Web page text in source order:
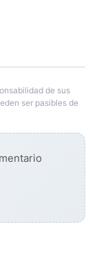
de sus
ser pasibles de